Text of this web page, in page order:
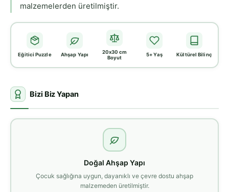
malzemelerden üretilmiştir.
Eğitici Puzzle Ahşap Yapı
20x30 cm
Boyut
5+ Yaş Kültürel Bilinç
Bizi Biz Yapan
Doğal Ahşap Yapı
Çocuk sağlığına uygun, dayanıklı ve çevre dostu ahşap
malzemeden üretilmiştir.